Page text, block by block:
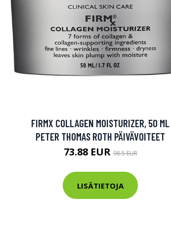
FIRMX COLLAGEN MOISTURIZER, 50 ML
PETER THOMAS ROTH PÄIVÄVOITEET
73.88 EUR98.5 EUR
LISÄTIETOJA